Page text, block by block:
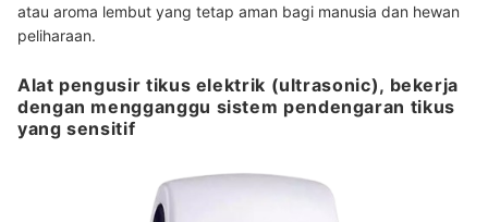
atau aroma lembut yang tetap aman bagi manusia dan hewan
peliharaan.
Alat pengusir tikus elektrik (ultrasonic), bekerja
dengan mengganggu sistem pendengaran tikus
yang sensitif